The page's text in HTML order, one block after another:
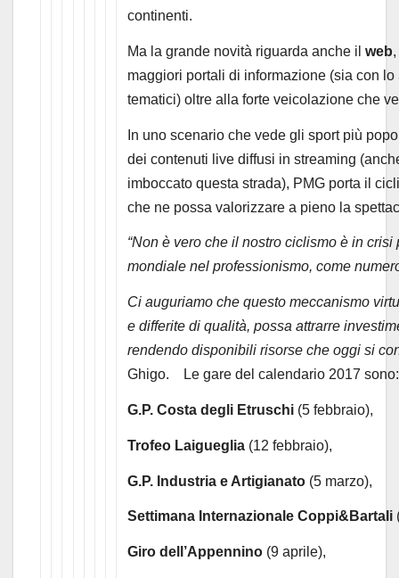
continenti.
Ma la grande novità riguarda anche il web
maggiori portali di informazione (sia con lo
tematici) oltre alla forte veicolazione che
In uno scenario che vede gli sport più
dei contenuti live diffusi in streaming
imboccato questa strada), PMG porta il
che ne possa valorizzare a pieno la
“Non è vero che il nostro ciclismo è in
mondiale nel professionismo, come
Ci auguriamo che questo meccanismo
e differite di qualità, possa attrarre
rendendo disponibili risorse che oggi si
Ghigo. Le gare del calendario 2017 sono:
G.P. Costa degli Etruschi(5 febbraio),
Trofeo Laigueglia(12 febbraio),
G.P. Industria e Artigianato(5 marzo),
Settimana Internazionale Coppi&Bartali
Giro dell’Appennino(9 aprile),